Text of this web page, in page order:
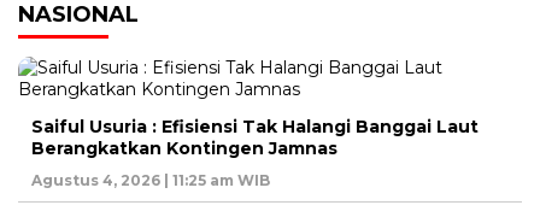
NASIONAL
Saiful Usuria : Efisiensi Tak Halangi Banggai Laut
Berangkatkan Kontingen Jamnas
Agustus 4, 2026 | 11:25 am WIB